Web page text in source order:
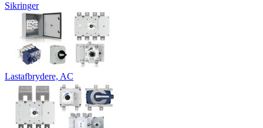
Sikringer
Lastafbrydere, AC